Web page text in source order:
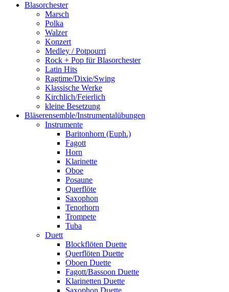
Blasorchester
Marsch
Polka
Walzer
Konzert
Medley / Potpourri
Rock + Pop für Blasorchester
Latin Hits
Ragtime/Dixie/Swing
Klassische Werke
Kirchlich/Feierlich
kleine Besetzung
Bläserensemble/Instrumentalübungen
Instrumente
Baritonhorn (Euph.)
Fagott
Horn
Klarinette
Oboe
Posaune
Querflöte
Saxophon
Tenorhorn
Trompete
Tuba
Duett
Blockflöten Duette
Querflöten Duette
Oboen Duette
Fagott/Bassoon Duette
Klarinetten Duette
Saxophon Duette